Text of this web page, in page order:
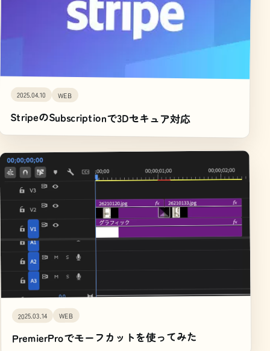
2025.04.10 WEB
StripeのSubscriptionで3Dセキュア対応
2025.03.14 WEB
PremierProでモーフカットを使ってみた